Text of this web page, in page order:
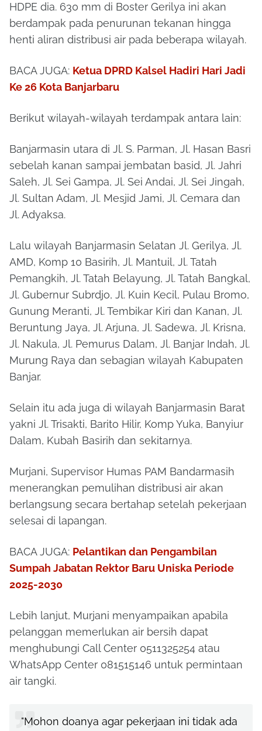
HDPE dia. 630 mm di Boster Gerilya ini akan
berdampak pada penurunan tekanan hingga
henti aliran distribusi air pada beberapa wilayah.
BACA JUGA: Ketua DPRD Kalsel Hadiri Hari Jadi
Ke 26 Kota Banjarbaru
Berikut wilayah-wilayah terdampak antara lain:
Banjarmasin utara di Jl. S. Parman, Jl. Hasan Basri
sebelah kanan sampai jembatan basid, Jl. Jahri
Saleh, Jl. Sei Gampa, Jl. Sei Andai, Jl. Sei Jingah,
Jl. Sultan Adam, Jl. Mesjid Jami, Jl. Cemara dan
Jl. Adyaksa.
Lalu wilayah Banjarmasin Selatan Jl. Gerilya, Jl.
AMD, Komp 10 Basirih, Jl. Mantuil, Jl. Tatah
Pemangkih, Jl. Tatah Belayung, Jl. Tatah Bangkal,
Jl. Gubernur Subrdjo, Jl. Kuin Kecil, Pulau Bromo,
Gunung Meranti, Jl. Tembikar Kiri dan Kanan, Jl.
Beruntung Jaya, Jl. Arjuna, Jl. Sadewa, Jl. Krisna,
Jl. Nakula, Jl. Pemurus Dalam, Jl. Banjar Indah, Jl.
Murung Raya dan sebagian wilayah Kabupaten
Banjar.
Selain itu ada juga di wilayah Banjarmasin Barat
yakni Jl. Trisakti, Barito Hilir, Komp Yuka, Banyiur
Dalam, Kubah Basirih dan sekitarnya.
Murjani, Supervisor Humas PAM Bandarmasih
menerangkan pemulihan distribusi air akan
berlangsung secara bertahap setelah pekerjaan
selesai di lapangan.
BACA JUGA: Pelantikan dan Pengambilan
Sumpah Jabatan Rektor Baru Uniska Periode
2025-2030
Lebih lanjut, Murjani menyampaikan apabila
pelanggan memerlukan air bersih dapat
menghubungi Call Center 0511325254 atau
WhatsApp Center 081515146 untuk permintaan
air tangki.
"Mohon doanya agar pekerjaan ini tidak ada